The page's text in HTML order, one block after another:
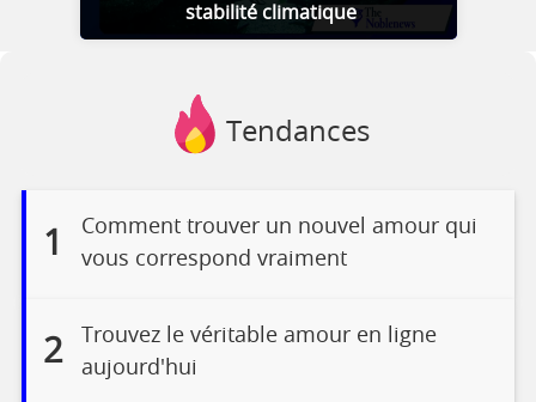
stabilité climatique
Tendances
1
Comment trouver un nouvel amour qui
vous correspond vraiment
2
Trouvez le véritable amour en ligne
aujourd'hui